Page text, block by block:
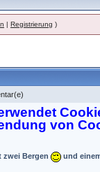
| Registrierung )
von
zwei Bergen und